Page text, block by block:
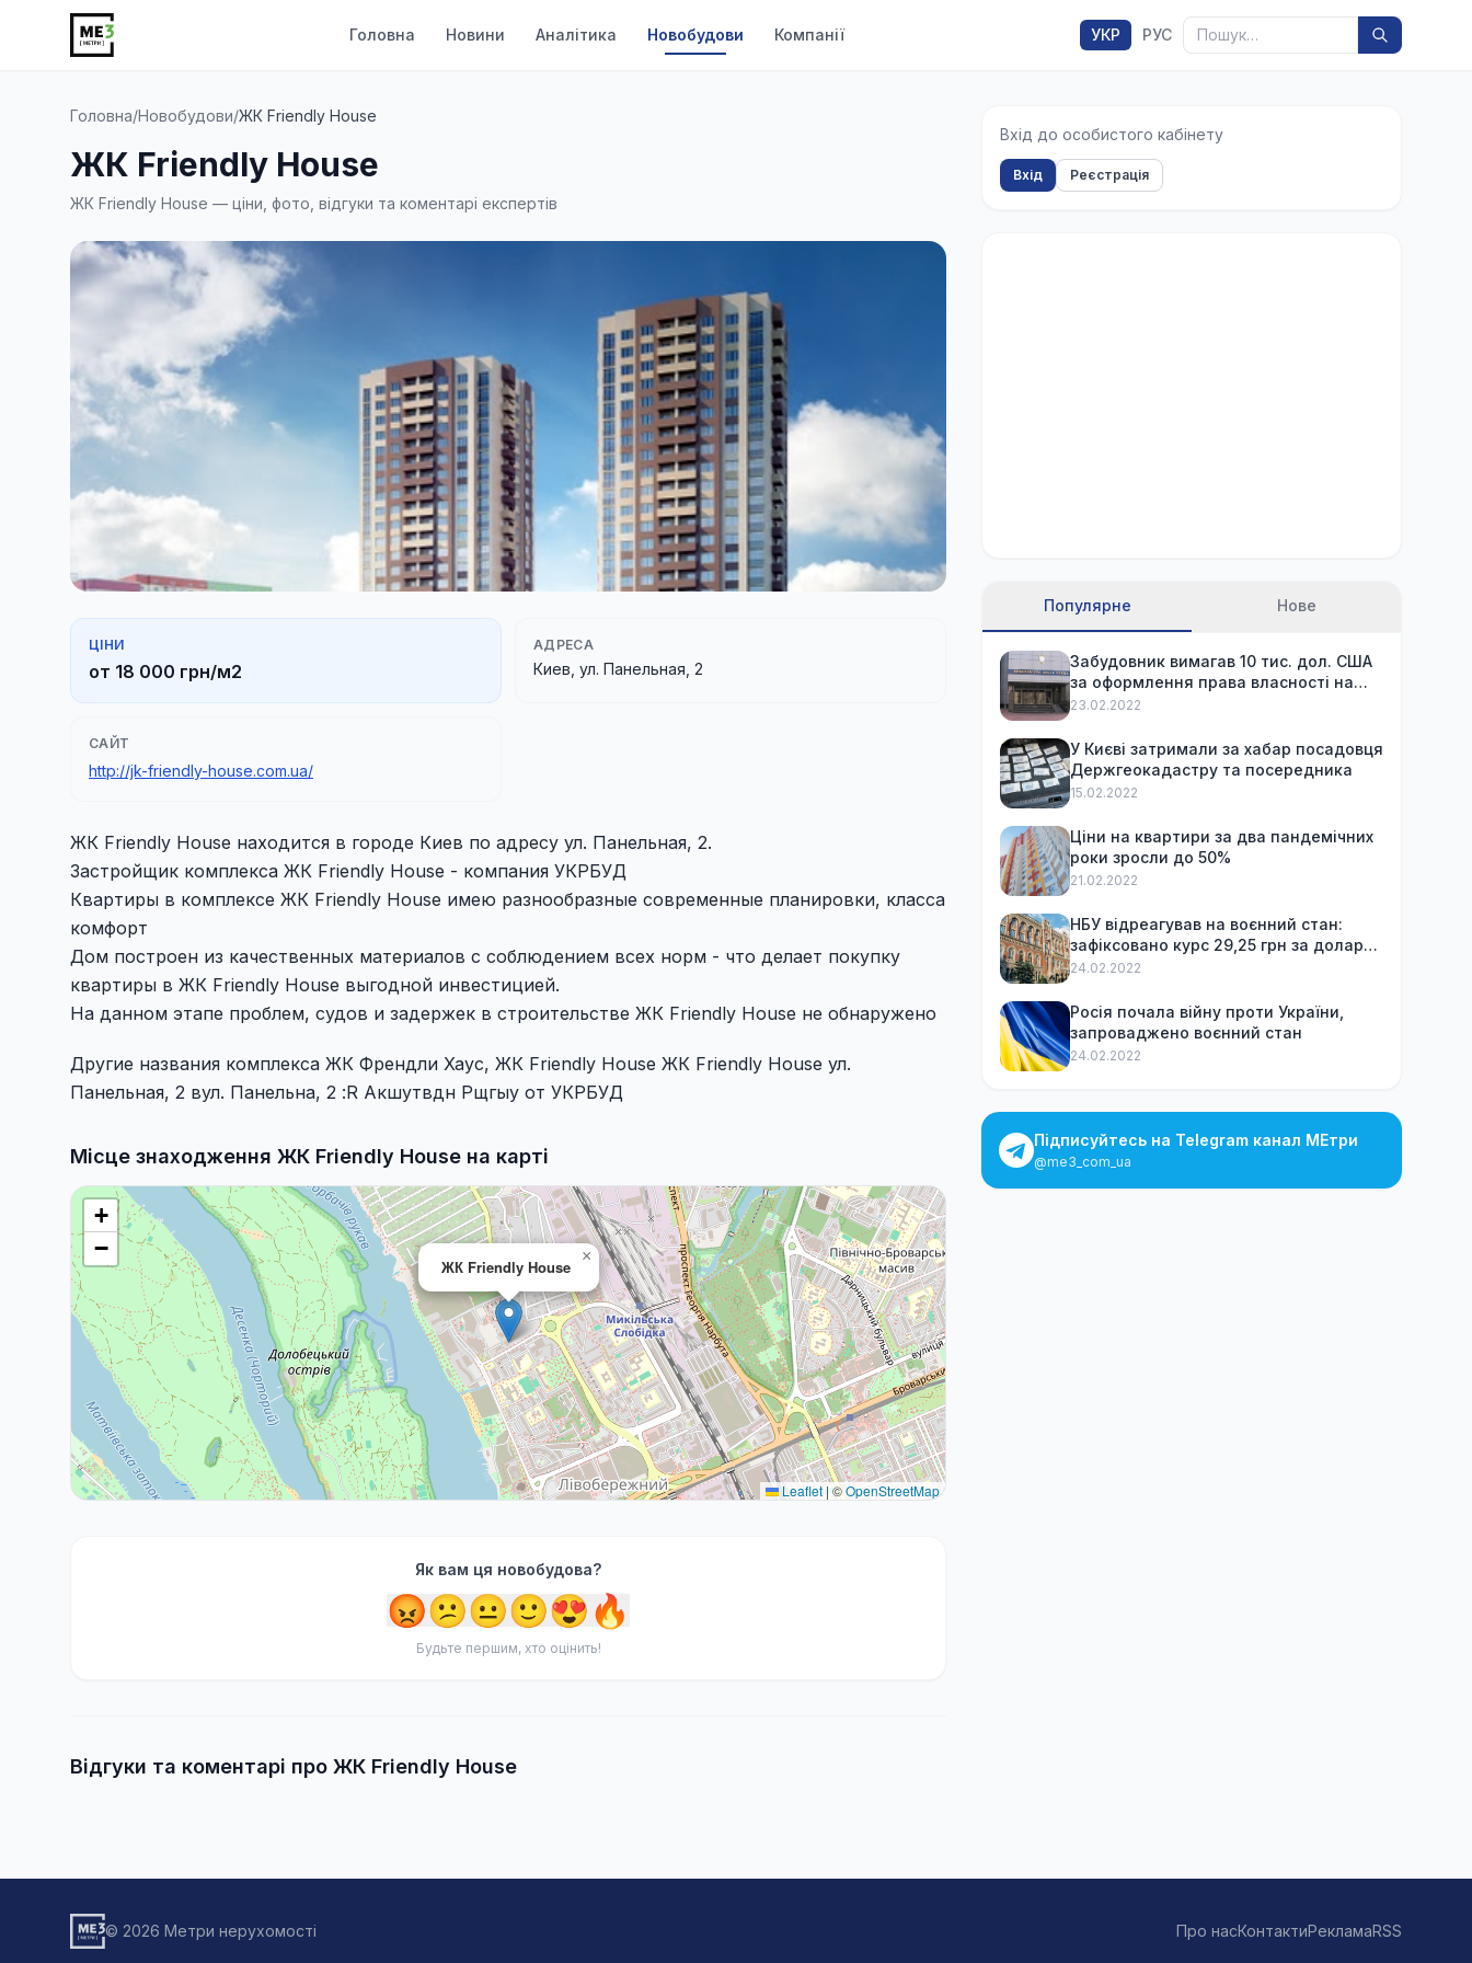
Головна Новини Аналітика Новобудови Компанії УКР РУС Пошук
Головна/Новобудови/ЖК Friendly House
ЖК Friendly House
ЖК Friendly House — ціни, фото, відгуки та коментарі експертів
ЦІНИ
от 18 000 грн/м2
АДРЕСА
Киев, ул. Панельная, 2
САЙТ
http://jk-friendly-house.com.ua/
ЖК Friendly House находится в городе Киев по адресу ул. Панельная, 2.
Застройщик комплекса ЖК Friendly House - компания УКРБУД
Квартиры в комплексе ЖК Friendly House имею разнообразные современные планировки, класса
комфорт
Дом построен из качественных материалов с соблюдением всех норм - что делает покупку
квартиры в ЖК Friendly House выгодной инвестицией.
На данном этапе проблем, судов и задержек в строительстве ЖК Friendly House не обнаружено
Другие названия комплекса ЖК Френдли Хаус, ЖК Friendly House ЖК Friendly House ул.
Панельная, 2 вул. Панельна, 2 :R Акшутвдн Рщгыу от УКРБУД
Місце знаходження ЖК Friendly House на карті
ЖК Friendly House
×
+
−
Leaflet |©OpenStreetMap
Як вам ця новобудова?
😡😕😐🙂😍🔥
Будьте першим, хто оцінить!
Відгуки та коментарі про ЖК Friendly House
Вхід до особистого кабінету
Вхід Реєстрація
Популярне Нове
Забудовник вимагав 10 тис. дол. США
за оформлення права власності на
вже куплену квартиру
23.02.2022
У Києві затримали за хабар посадовця
Держгеокадастру та посередника
15.02.2022
Ціни на квартири за два пандемічних
роки зросли до 50%
21.02.2022
НБУ відреагував на воєнний стан:
зафіксовано курс 29,25 грн за долар
та обмежив зняття готівки
24.02.2022
Росія почала війну проти України,
запроваджено воєнний стан
24.02.2022
Підписуйтесь на Telegram канал МЕтри
@me3_com_ua
© 2026 Метри нерухомості Про насКонтактиРекламаRSS